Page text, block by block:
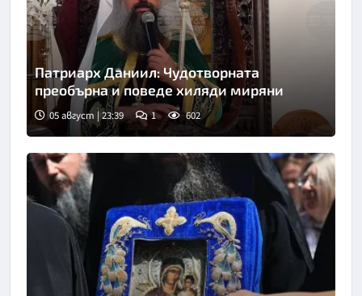
Патриарх Даниил: Чудотворната
преобърна и поведе хиляди миряни
05 август | 23:39 1 602